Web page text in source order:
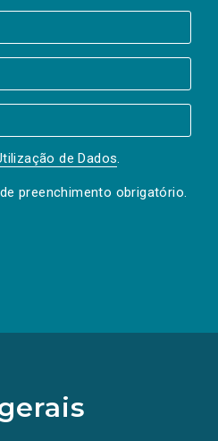
de Dados.
preenchimento obrigatório.